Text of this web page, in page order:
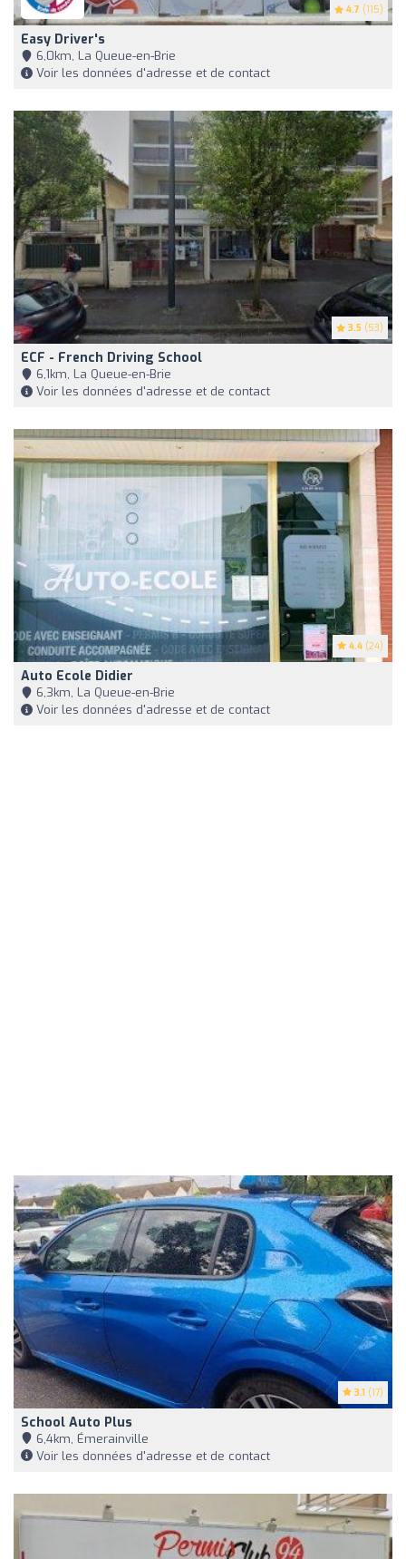
4.7 (115)
Easy Driver's
6,0km, La Queue-en-Brie
Voir les données d'adresse et de contact
3.5 (53)
ECF - French Driving School
6,1km, La Queue-en-Brie
Voir les données d'adresse et de contact
4.4 (24)
Auto Ecole Didier
6,3km, La Queue-en-Brie
Voir les données d'adresse et de contact
3.1 (17)
School Auto Plus
6,4km, Émerainville
Voir les données d'adresse et de contact